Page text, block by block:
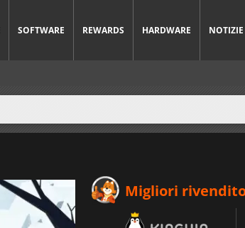
SOFTWARE REWARDS HARDWARE NOTIZIE
Migliori